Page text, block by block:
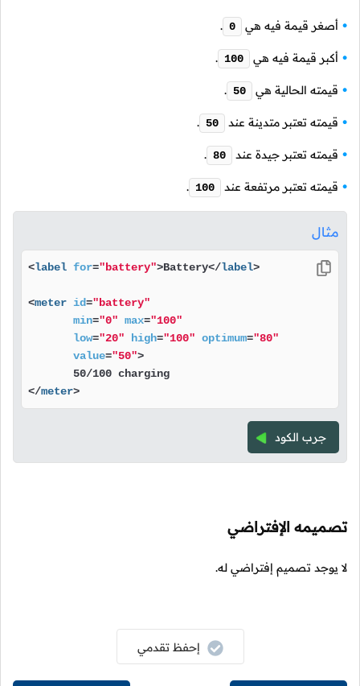
أصغر قيمة فيه هي 0
.
أكبر قيمة فيه هي 100
.
قيمته الحالية هي 50
.
قيمته تعتبر متدينة عند 50
.
قيمته تعتبر جيدة عند 80
.
قيمته تعتبر مرتفعة عند 100
.
مثال
<label for="battery">Battery</label>
<meter id="battery"
min="0" max="100"
low="20" high="100" optimum="80"
value="50">
</meter>
جرب الكود
تصميمه الإفتراضي
لا يوجد تصميم إفتراضي له.
إحفظ تقدمي